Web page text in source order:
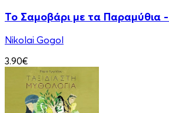
Το Σαμοβάρι με τα Παραμύθια
Nikolai Gogol
3.90€